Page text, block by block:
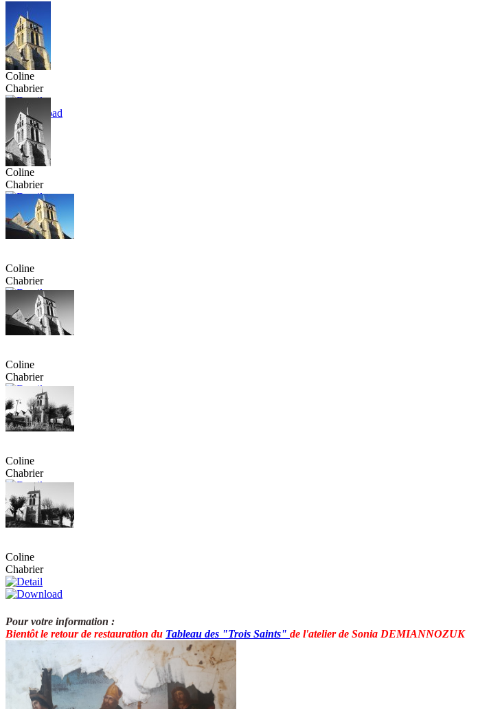
Coline
Chabrier
Coline
Chabrier
Coline
Chabrier
Coline
Chabrier
Coline
Chabrier
Coline
Chabrier
Pour votre information :
Bientôt le retour de restauration du Tableau des "Trois Saints" de l'atelier de Sonia DEMIANNOZUK